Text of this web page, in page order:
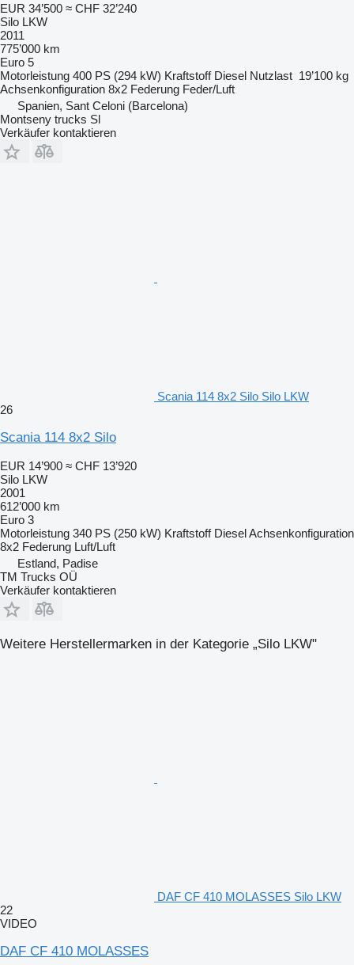
EUR 34’500 ≈ CHF 32’240
Silo LKW
2011
775’000 km
Euro 5
Motorleistung 400 PS (294 kW) Kraftstoff Diesel Nutzlast 19’100 kg
Achsenkonfiguration 8x2 Federung Feder/Luft
Spanien, Sant Celoni (Barcelona)
Montseny trucks Sl
Verkäufer kontaktieren
Scania 114 8x2 Silo Silo LKW
26
Scania 114 8x2 Silo
EUR 14’900 ≈ CHF 13’920
Silo LKW
2001
612’000 km
Euro 3
Motorleistung 340 PS (250 kW) Kraftstoff DieselAchsenkonfiguration
8x2 Federung Luft/Luft
Estland, Padise
TM Trucks OÜ
Verkäufer kontaktieren
Weitere Herstellermarken in der Kategorie „Silo LKW"
DAF CF 410 MOLASSES Silo LKW
22
VIDEO
DAF CF 410 MOLASSES